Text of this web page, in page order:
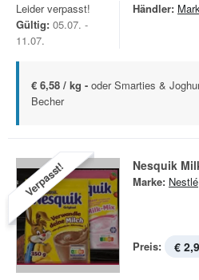
Leider verpasst!
Gültig: 05.07. -
11.07.
Händler:
€ 6,58 / kg - oder Smarties &
Becher
Verpasst! Nesquik
Marke: Nestlé
Preis: €